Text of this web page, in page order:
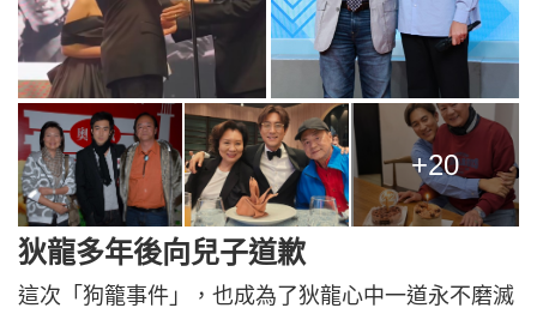
+20
狄龍多年後向兒子道歉
這次「狗籠事件」，也成為了狄龍心中一道永不磨滅